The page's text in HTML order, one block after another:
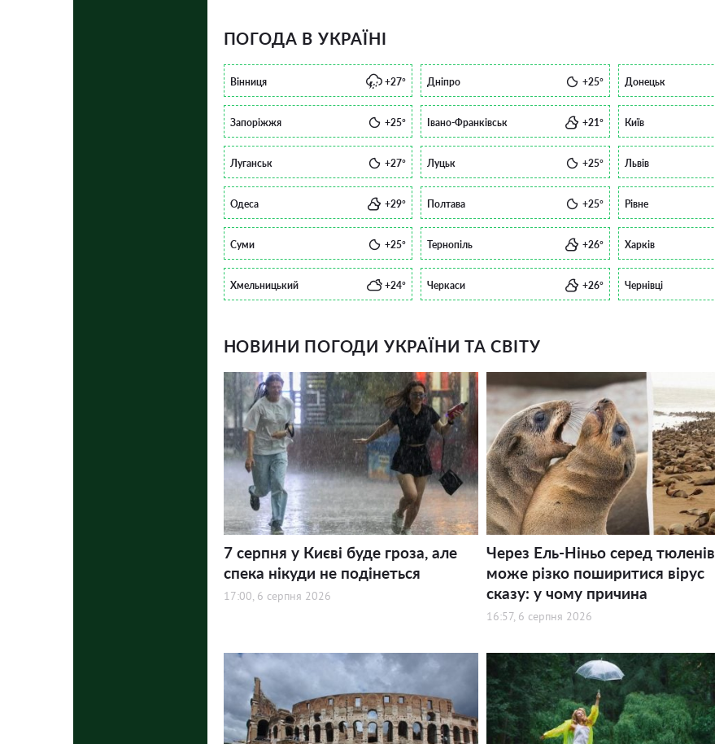
ПОГОДА В УКРАЇНІ
Вінниця +27° Дніпро +25° Донецьк
Запоріжжя +25° Івано-Франківськ +21° Київ
Луганськ +27° Луцьк +25° Львів
Одеса +29° Полтава +25° Рівне
Суми +25° Тернопіль +26° Харків
Хмельницький +24° Черкаси +26° Чернівці
НОВИНИ ПОГОДИ УКРАЇНИ ТА СВІТУ
7 серпня у Києві буде гроза, але
спека нікуди не подінеться
17:00, 6 серпня 2026
Через Ель-Ніньо серед тюленів
може різко поширитися вірус
сказу: у чому причина
16:57, 6 серпня 2026